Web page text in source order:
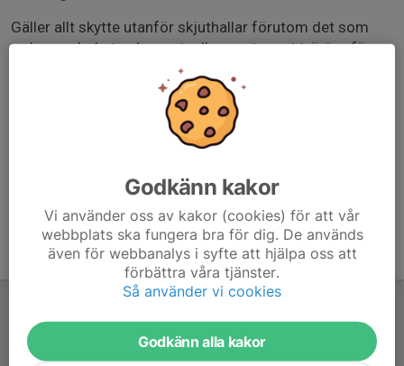
Gäller allt skytte utanför skjuthallar förutom det som
redan var bokat och eventuella event samt träning för
nationella fälttävlingar som är godkänt av banchef.
Godkänn kakor
Vi använder oss av kakor (cookies) för att vår
webbplats ska fungera bra för dig. De används
även för webbanalys i syfte att hjälpa oss att
förbättra våra tjänster.
Så använder vi cookies
Godkänn alla kakor